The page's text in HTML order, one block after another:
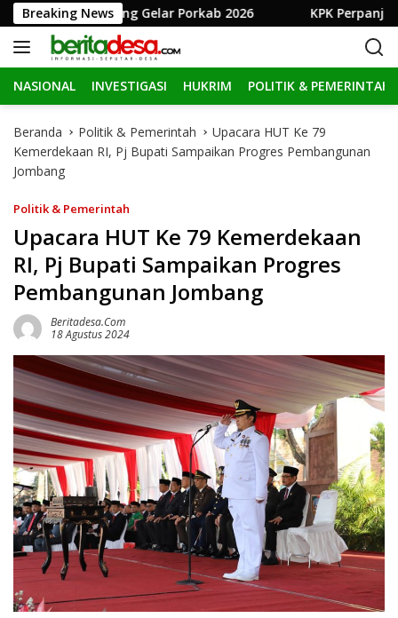
a
g
u
Breaking News
Jombang Gelar Porkab 2026 KPK Perpanjang
NASIONAL INVESTIGASI HUKRIM POLITIK & PEMERINTAH
Beranda Politik & Pemerintah
Upacara HUT Ke 79
Kemerdekaan RI, Pj Bupati Sampaikan Progres Pembangunan
Jombang
Politik & Pemerintah
Upacara HUT Ke 79 Kemerdekaan
RI, Pj Bupati Sampaikan Progres
Pembangunan Jombang
Beritadesa.com
18 Agustus 2024